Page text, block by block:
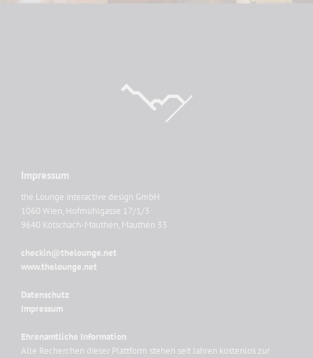
Impressum
the Lounge interactive design GmbH
1060 Wien, Hofmühlgasse 17/1/3
9640 Kötschach-Mauthen, Mauthen 33
checkin@thelounge.net
www.thelounge.net
Datenschutz
Impressum
Ehrenamtliche Information
Alle Recherchen dieser Plattform stehen seit Jahren kostenlos zur